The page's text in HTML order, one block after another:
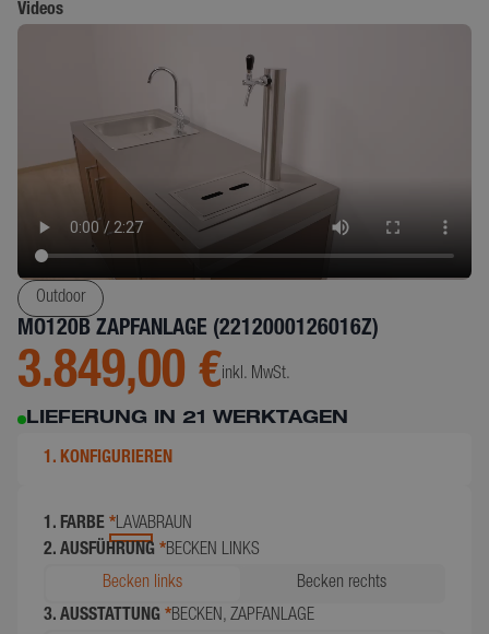
Videos
Outdoor
MO120B ZAPFANLAGE (2212000126016Z)
3.849,00 €inkl. MwSt.
LIEFERUNG IN 21 WERKTAGEN
1. KONFIGURIEREN
1. FARBE *LAVABRAUN
2. AUSFÜHRUNG *BECKEN LINKS
Becken links
Becken rechts
3. AUSSTATTUNG *BECKEN, ZAPFANLAGE